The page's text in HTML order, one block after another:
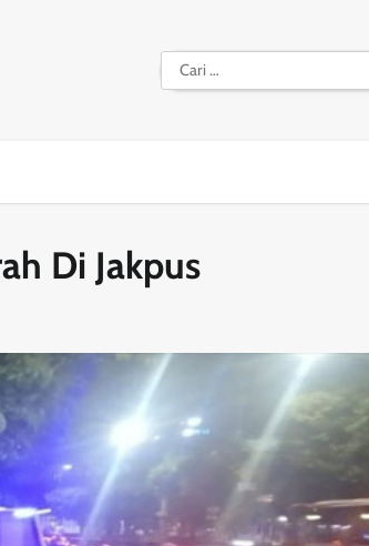
Cari
untuk:
Di Jakpus